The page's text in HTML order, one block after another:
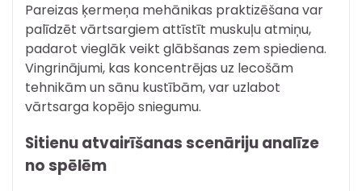
Pareizas ķermeņa mehānikas praktizēšana var
palīdzēt vārtsargiem attīstīt muskuļu atmiņu,
padarot vieglāk veikt glābšanas zem spiediena.
Vingrinājumi, kas koncentrējas uz lecošām
tehnikām un sānu kustībām, var uzlabot
vārtsarga kopējo sniegumu.
Sitienu atvairīšanas scenāriju analīze
no spēlēm